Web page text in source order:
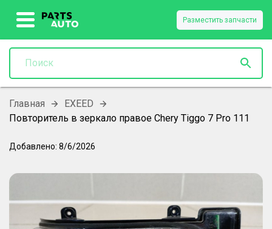
Разместить запчасти
Главная
EXEED
Повторитель в зеркало правое Chery Tiggo 7 Pro 111
Добавлено: 8/6/2026